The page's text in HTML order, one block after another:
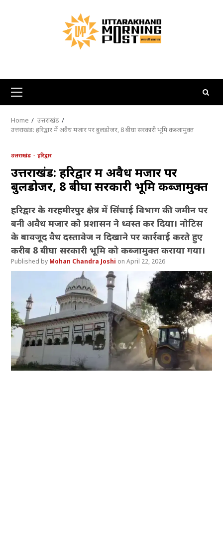
Primary
Menu
Home
उत्तराखंड
उत्तराखंड: हरिद्वार में अवैध मजार पर बुलडोजर, 8 बीघा सरकारी भूमि कब्जामुक्त
उत्तराखंड हरिद्वार
उत्तराखंड: हरिद्वार में अवैध मजार पर
बुलडोजर, 8 बीघा सरकारी भूमि कब्जामुक्त
हरिद्वार के गरहमीरपुर क्षेत्र में सिंचाई विभाग की जमीन पर
बनी अवैध मजार को प्रशासन ने ध्वस्त कर दिया। नोटिस
के बावजूद वैध दस्तावेज न दिखाने पर कार्रवाई करते हुए
करीब 8 बीघा सरकारी भूमि को कब्जामुक्त कराया गया।
Mohan Chandra Joshi April 22, 2026